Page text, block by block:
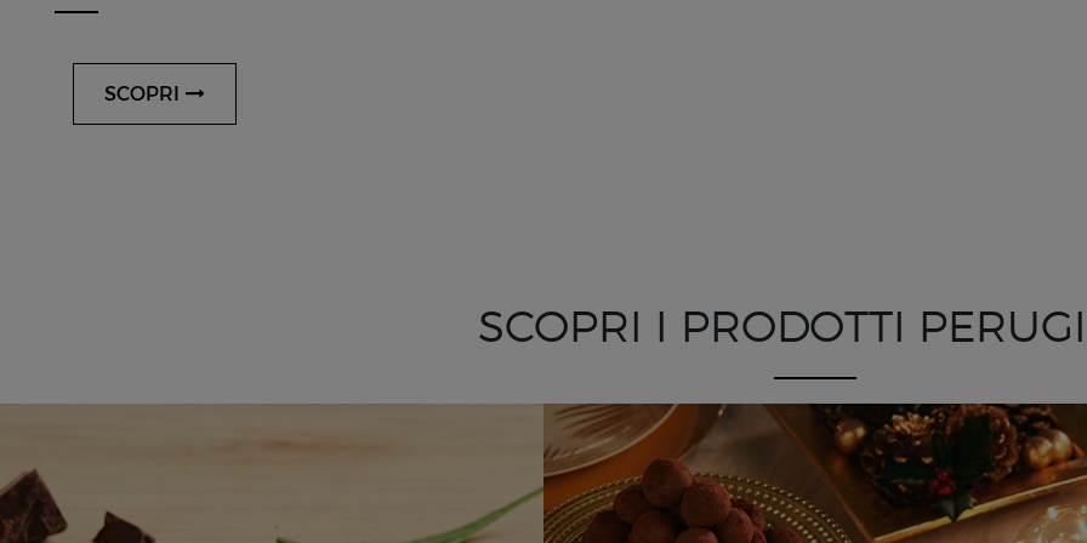
SCOPRI
SCOPRI I PRODOTTI